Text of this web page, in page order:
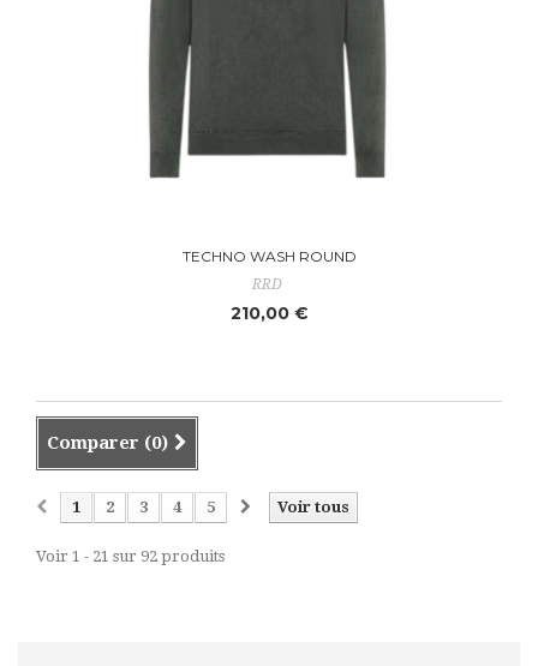
TECHNO WASH ROUND
RRD
210,00 €
Comparer (0)
Voir tous
1 2 3 4 5
Voir 1 - 21 sur 92 produits